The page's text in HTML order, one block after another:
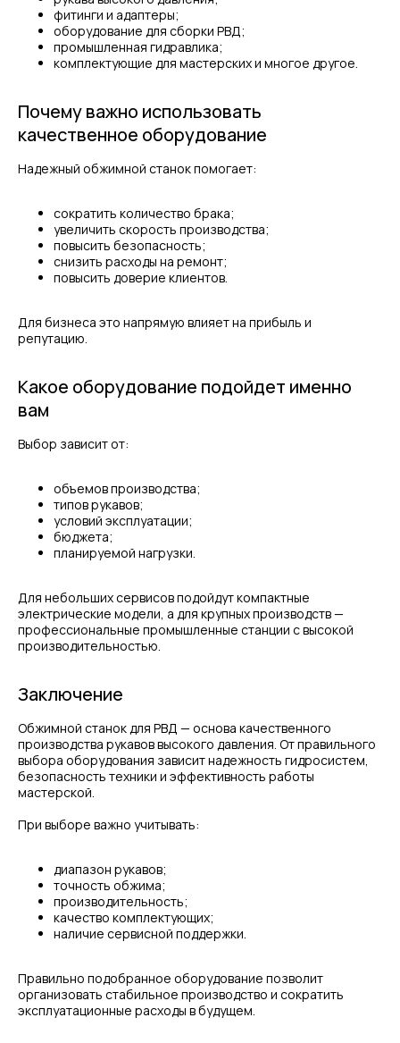
фитинги и адаптеры;
оборудование для сборки РВД;
промышленная гидравлика;
комплектующие для мастерских и многое другое.
Почему важно использовать
качественное оборудование
Надежный обжимной станок помогает:
сократить количество брака;
увеличить скорость производства;
повысить безопасность;
снизить расходы на ремонт;
повысить доверие клиентов.
Для бизнеса это напрямую влияет на прибыль и
репутацию.
Какое оборудование подойдет именно
вам
Выбор зависит от:
объемов производства;
типов рукавов;
условий эксплуатации;
бюджета;
планируемой нагрузки.
Для небольших сервисов подойдут компактные
электрические модели, а для крупных производств —
профессиональные промышленные станции с высокой
производительностью.
Заключение
Обжимной станок для РВД — основа качественного
производства рукавов высокого давления. От правильного
выбора оборудования зависит надежность гидросистем,
безопасность техники и эффективность работы
мастерской.
При выборе важно учитывать:
диапазон рукавов;
точность обжима;
производительность;
качество комплектующих;
наличие сервисной поддержки.
Правильно подобранное оборудование позволит
организовать стабильное производство и сократить
эксплуатационные расходы в будущем.
Компания
МЕДИА
Пн - Пт, с 09:00 до 18:00
Отзывы
Каталог
КОНТАКТЫ
+7(812)331-45-82
Я соглашаюсь с условиями и даю своё согласие
наобработку персональных данных
Отправить
Политика персональных данных
Сервис 2022-2026
ИНФОРМАЦИЯ